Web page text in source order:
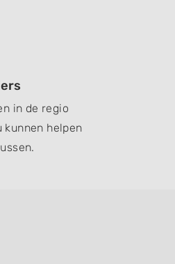
in de regio
kunnen helpen